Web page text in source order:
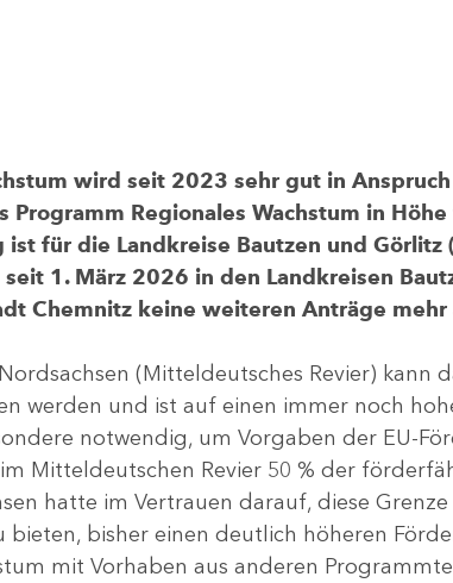
wird seit 2023 sehr gut in
Programm Regionales Wachstum in
ist für die Landkreise Bautzen und
1. März 2026 in den Landkreisen
Chemnitz keine weiteren Anträge
(Mitteldeutsches Revier) kann
werden und ist auf einen immer noch
notwendig, um Vorgaben der EU-
Mitteldeutschen Revier 50 % der
hatte im Vertrauen darauf, diese
bisher einen deutlich höheren
mit Vorhaben aus anderen